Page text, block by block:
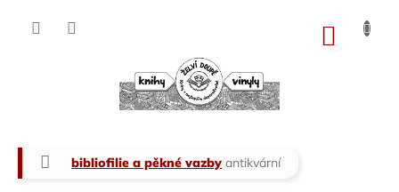
Domů
bibliofilie a pěkné vazby antikvární